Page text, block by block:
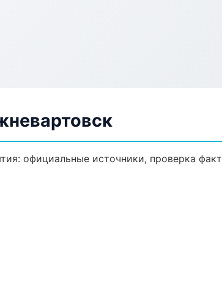
официальные источники, проверка